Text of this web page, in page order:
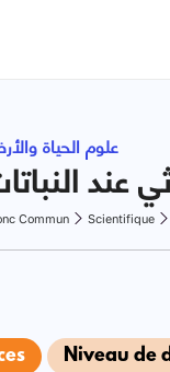
علوم الحياة
عند
Commun Scientifique
Niveau de